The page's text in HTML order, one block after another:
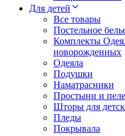
Для детей
Все товары
Постельное
Комплекты
новорожденных
Одеяла
Подушки
Наматрасники
Простыни и
Шторы для
Пледы
Покрывала